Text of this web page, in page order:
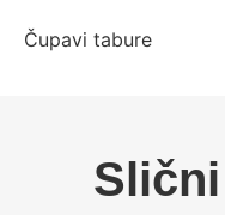
Čupavi tabure